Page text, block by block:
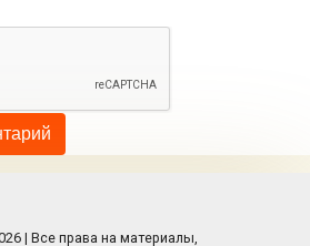
| Все права на материалы,